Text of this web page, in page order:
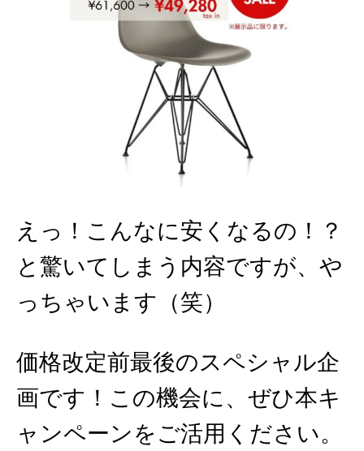
えっ！こんなに安くなるの！？
と驚いてしまう内容ですが、や
っちゃいます（笑）
価格改定前最後のスペシャル企
画です！この機会に、ぜひ本キ
ャンペーンをご活用ください。